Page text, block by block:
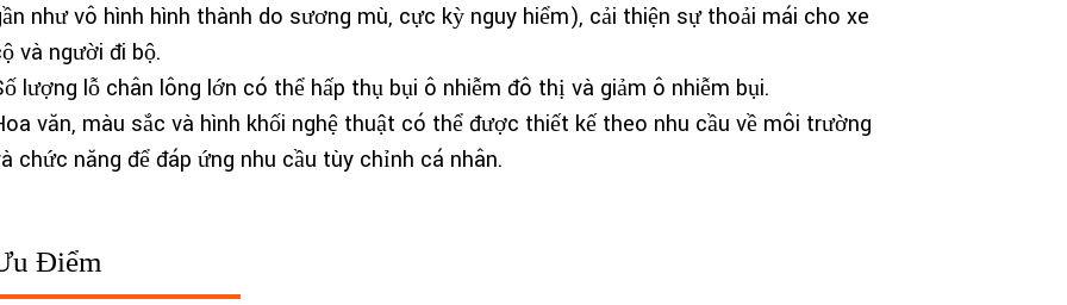
như vô hình hình thành do sương mù, cực kỳ nguy hiểm), cải thiện sự thoải mái cho xe
và người đi bộ.
lượng lỗ chân lông lớn có thể hấp thụ bụi ô nhiễm đô thị và giảm ô nhiễm bụi.
văn, màu sắc và hình khối nghệ thuật có thể được thiết kế theo nhu cầu về môi trường
chức năng để đáp ứng nhu cầu tùy chỉnh cá nhân.
Điểm